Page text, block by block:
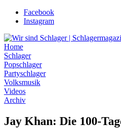
Zum
Inhalt
Facebook
Instagram
Home
Schlager
Popschlager
Partyschlager
Volksmusik
Videos
Archiv
Jay Khan: Die 100-